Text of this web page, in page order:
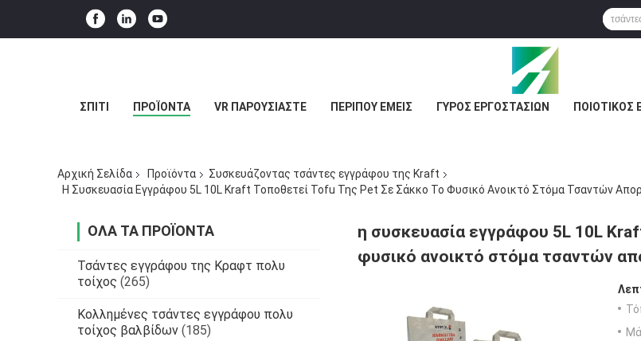
ΣΠΊΤΙ ΠΡΟΪΌΝΤΑ VR ΠΑΡΟΥΣΙΆΣΤΕ ΠΕΡΊΠΟΥ ΕΜΕΊΣ ΓΎΡΟΣ ΕΡΓΟΣΤΑΣΊΩΝ ΠΟΙΟΤΙΚΌΣ
Αρχική Σελίδα Προϊόντα
Συσκευάζοντας τσάντες εγγράφου της Kraft
Η Συσκευασία Εγγράφου 5L 10L Kraft Τοποθετεί Tofu Της Pet Σε Σάκκο Το Φυσικό Ανοικτό Στόμα Τσαντών
ΌΛΑ ΤΑ ΠΡΟΪΌΝΤΑ
Τσάντες εγγράφου της Κραφτ πολυ
τοίχος (265)
Κολλημένες τσάντες εγγράφου πολυ
τοίχος βαλβίδων (185)
η συσκευασία εγγράφου 5L 10L
φυσικό ανοικτό στόμα τσαντών